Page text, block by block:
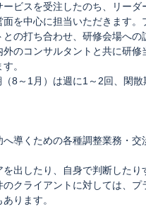
ービスを受注したのち、リーダ
を中心に担当いただきます。
との打ち合わせ、研修会場への
外のコンサルタントと共に研修
。
8～1月）は週に1～2回、閑散
導くための各種調整業務・交
を出したり、自身で判断したり
のクライアントに対しては、プ
ります。